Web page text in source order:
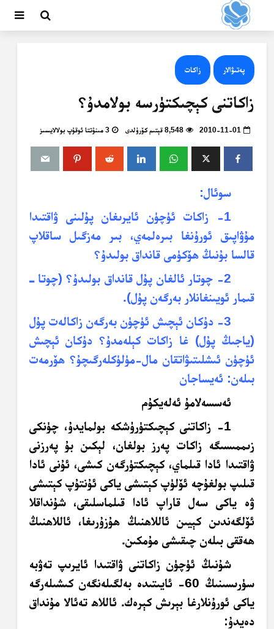
پەتىۋالار زاكات
زاكاتنى كېچىكتۈرسە بولامدۇ؟
2010-11-01 8,548 قېتىم كۆرۈلدى 3 مىنۇتتا ئوقۇپ بولالايسىز
سوئال:
1- زاكات ئۈچۈن ئايرىغان پۇلىنى ۋاقتىدا
مۇۋاپىق ئورۇنغا بىرەلمەي، بىر مەزگىل ساقلاپ
قالسا بۇنىڭ ھۆكۈمى قانداق بولىدۇ؟
2- چوتار ئالغان پۇل قانداق بولىدۇ؟ (چوتا ــ
قىمار ئويىنغانلار بەرگەن پۇل).
3- دۇكان ئېچىش ئۈچۈن بەرگەن زاكالەت پۇل
(ياجىڭ پۇل) غا زاكات كېلەمدۇ؟دۇكان ئېچىش
ئۈچۈن ئىشلىتىۋاتقان مال-مۈلۈكلەرگىچۇ؟ ھۆرمەت
بىلەن: ئەيساجان
ئەسسەلامۇ ئەلەيكۇم
1- زاكاتنى كېچىكتۈرۈشكە بولمايدۇ، چۈنكى
زىممىسىگە زاكات پەرز بولغان، لېكىن بۇ پەرزنى
ۋاقتىدا ئادا قىلماي، كېچىكتۈرگەن كىشى، ئۇنى ئادا
قىلىپ بولغۇچە ئۆلۈپ كېتىشى ياكى ئۇنتۇپ كېتىشى
ۋە ياكى سەل قاراپ ئادا قىلماسلىقى، شۇنداقلا
ئۆلگەندىن كېيىن ئاللاھنىڭ ھۇزۇرىغا، ئاللاھنىڭ
ھەققى بىلەن چىقىشى مۇمكىن.
شۇنىڭ ئۈچۈن زاكاتنى ۋاقتىدا ئايرىپ تەۋبە
سۈرىسىنىڭ 60- ئايىتىدە بەلگىلەنگەن كىشىلەرگە
ياكى ئورۇنلارغا بېرىش كېرەك. ئاللاھ تەئالا مۇنداق
دەيدۇ: